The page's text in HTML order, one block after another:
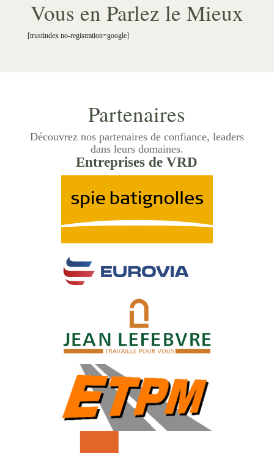
Vous en Parlez le Mieux
[trustindex no-registration=google]
Partenaires
Découvrez nos partenaires de confiance, leaders
dans leurs domaines.
Entreprises de VRD